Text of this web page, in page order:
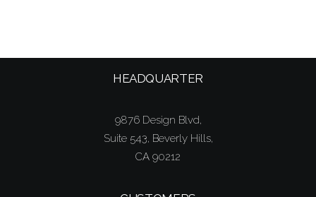
HEADQUARTER
9876 Design Blvd,
Suite 543, Beverly Hills,
CA 90212